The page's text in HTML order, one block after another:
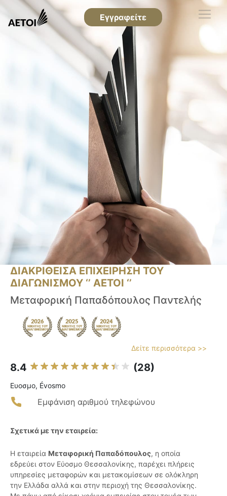
Εγγραφείτε
ΔΙΑΚΡΙΘΕΙΣΑ ΕΠΙΧΕΙΡΗΣΗ ΤΟΥ
ΔΙΑΓΩΝΙΣΜΟΥ ‘’ ΑΕΤΟΙ ‘’
Μεταφορική Παπαδόπουλος Παντελής
Δείτε περισσότερα >>
8.4 (28)
Ευοσμο, Évosmo
Εμφάνιση αριθμού τηλεφώνου
Σχετικά με την εταιρεία:
Η εταιρεία Μεταφορική Παπαδόπουλος, η οποία
εδρεύει στον Εύοσμο Θεσσαλονίκης, παρέχει πλήρεις
υπηρεσίες μεταφορών και μετακομίσεων σε ολόκληρη
την Ελλάδα αλλά και στην περιοχή της Θεσσαλονίκης.